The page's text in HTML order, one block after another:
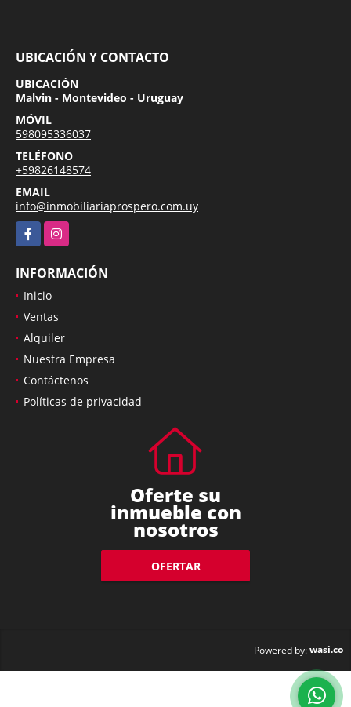
UBICACIÓN Y CONTACTO
UBICACIÓN
Malvin - Montevideo - Uruguay
MÓVIL
598095336037
TELÉFONO
+59826148574
EMAIL
info@inmobiliariaprospero.com.uy
FacebookInstagram
INFORMACIÓN
Inicio
Ventas
Alquiler
Nuestra Empresa
Contáctenos
Políticas de privacidad
Oferte su
inmueble con
nosotros
OFERTAR
Powered by:wasi.co